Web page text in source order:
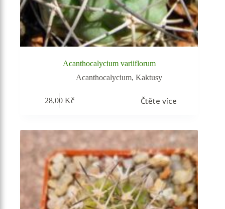
Acanthocalycium variiflorum
Acanthocalycium,Kaktusy
28,00Kč Čtěte více